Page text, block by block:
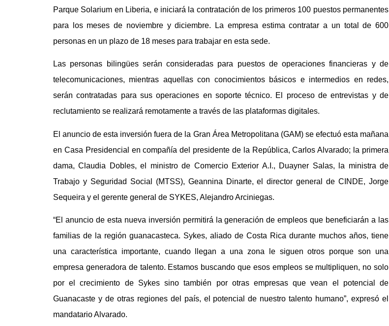
Parque Solarium en Liberia, e iniciará la contratación de los primeros 100 puestos permanentes
para los meses de noviembre y diciembre. La empresa estima contratar a un total de 600
personas en un plazo de 18 meses para trabajar en esta sede.
Las personas bilingües serán consideradas para puestos de operaciones financieras y de
telecomunicaciones, mientras aquellas con conocimientos básicos e intermedios en redes,
serán contratadas para sus operaciones en soporte técnico. El proceso de entrevistas y de
reclutamiento se realizará remotamente a través de las plataformas digitales.
El anuncio de esta inversión fuera de la Gran Área Metropolitana (GAM) se efectuó esta mañana
en Casa Presidencial en compañía del presidente de la República, Carlos Alvarado; la primera
dama, Claudia Dobles, el ministro de Comercio Exterior A.I., Duayner Salas, la ministra de
Trabajo y Seguridad Social (MTSS), Geannina Dinarte, el director general de CINDE, Jorge
Sequeira y el gerente general de SYKES, Alejandro Arciniegas.
“El anuncio de esta nueva inversión permitirá la generación de empleos que beneficiarán a las
familias de la región guanacasteca. Sykes, aliado de Costa Rica durante muchos años, tiene
una característica importante, cuando llegan a una zona le siguen otros porque son una
empresa generadora de talento. Estamos buscando que esos empleos se multipliquen, no solo
por el crecimiento de Sykes sino también por otras empresas que vean el potencial de
Guanacaste y de otras regiones del país, el potencial de nuestro talento humano”, expresó el
mandatario Alvarado.